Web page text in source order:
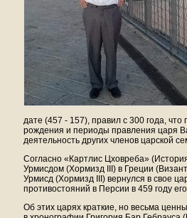
дате (457 - 157), правил с 300 года,
рождения и периоды правления царя
деятельность других членов царской
Согласно «Картлис Цховреба»
Урмисдом (Хормизд III) в Греции
Урмисд (Хормизд III) вернулся в свое
противостояний в Персии в 459 году
Об этих царях краткие, но весьма